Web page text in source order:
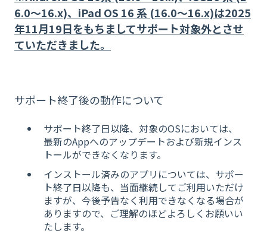
6.0〜16.x)、iPad OS 16 系 (16.0〜16.x)は2025
年11月19日をもちましてサポート対象外とさせ
ていただきました。
サポート終了後の動作について
サポート終了日以降、対象のOSにおいては、
最新のAppへのアップデートおよび新規インス
トールができなくなります。
インストール済みのアプリについては、サポー
ト終了日以降も、当面継続してご利用いただけ
ますが、今後予告なく利用できなくなる場合が
ありますので、ご理解のほどよろしくお願いい
たします。